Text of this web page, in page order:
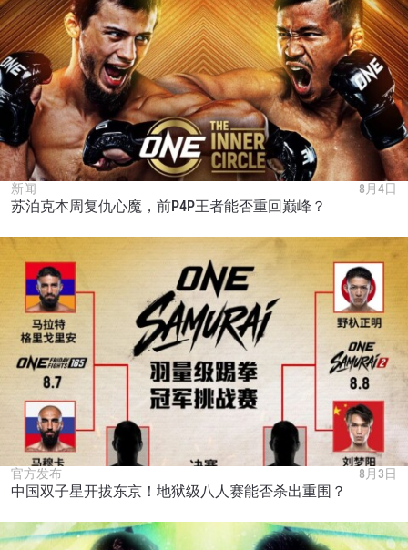
新闻 8月4日
苏泊克本周复仇心魔，前P4P王者能否重回巅峰？
官方发布 8月3日
中国双子星开拔东京！地狱级八人赛能否杀出重围？